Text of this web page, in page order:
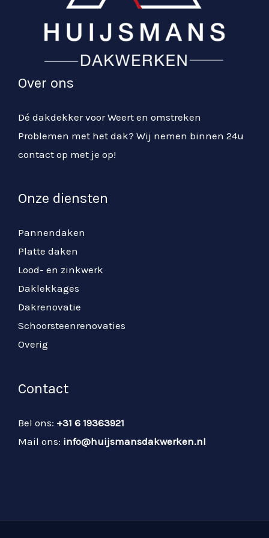
Over ons
Dé dakdekker voor Weert en omstreken
Problemen met het dak? Wij nemen binnen 24u
contact op met je op!
Onze diensten
Pannendaken
Platte daken
Lood- en zinkwerk
Daklekkages
Dakrenovatie
Schoorsteenrenovaties
Overig
Contact
Bel ons: +31 6 19363921
Mail ons: info@huijsmansdakwerken.nl